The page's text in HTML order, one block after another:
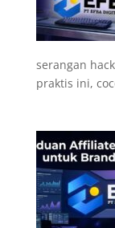
serangan
praktis ini,